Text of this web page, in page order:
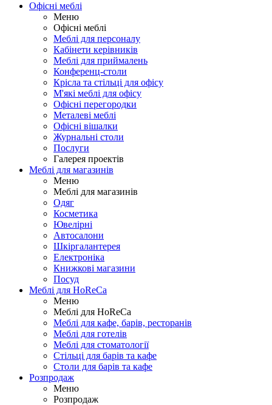
Офісні меблі
Меню
Офісні меблі
Меблі для персоналу
Кабінети керівників
Меблі для приймалень
Конференц-столи
Крісла та стільці для офісу
М'які меблі для офісу
Офісні перегородки
Металеві меблі
Офісні вішалки
Журнальні столи
Послуги
Галерея проектів
Меблі для магазинів
Меню
Меблі для магазинів
Одяг
Косметика
Ювелірні
Автосалони
Шкіргалантерея
Електроніка
Книжкові магазини
Посуд
Меблі для HoReCa
Меню
Меблі для HoReCa
Меблі для кафе, барів, ресторанів
Меблі для готелів
Меблі для стоматології
Стільці для барів та кафе
Столи для барів та кафе
Розпродаж
Меню
Розпродаж